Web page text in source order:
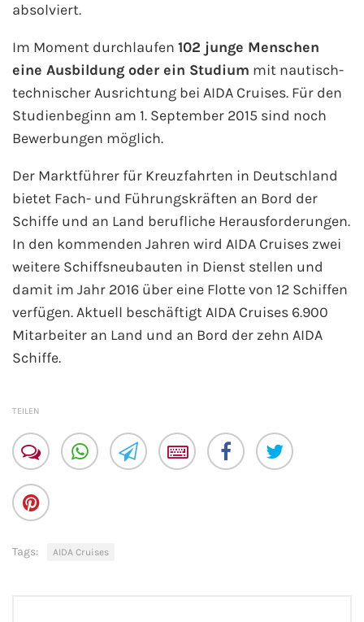
Mein Schiff Karibik
Mein Schiff Kanaren
Mein Schiff Norwegen
Mein Schiff Mittelmeer
Mein Schiff Westeuropa
Mein Schiff Orient
Mein Schiff Nordamerika
Mein Schiff Transreisen
Mein Schiff Asien
Mittelmeer-Kreuzfahrt
Kanaren-Kreuzfahrt
absolviert.
Im Moment durchlaufen 102 junge Menschen
eine Ausbildung oder ein Studium mit nautisch-
technischer Ausrichtung bei AIDA Cruises. Für den
Studienbeginn am 1. September 2015 sind noch
Bewerbungen möglich.
Der Marktführer für Kreuzfahrten in Deutschland
bietet Fach- und Führungskräften an Bord der
Schiffe und an Land berufliche Herausforderungen.
In den kommenden Jahren wird AIDA Cruises zwei
weitere Schiffsneubauten in Dienst stellen und
damit im Jahr 2016 über eine Flotte von 12 Schiffen
verfügen. Aktuell beschäftigt AIDA Cruises 6.900
Mitarbeiter an Land und an Bord der zehn AIDA
Schiffe.
TEILEN
Tags: AIDA Cruises